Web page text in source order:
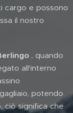
cargo e possono
il nostro
, quando
all'interno
potendo
ciò significa che